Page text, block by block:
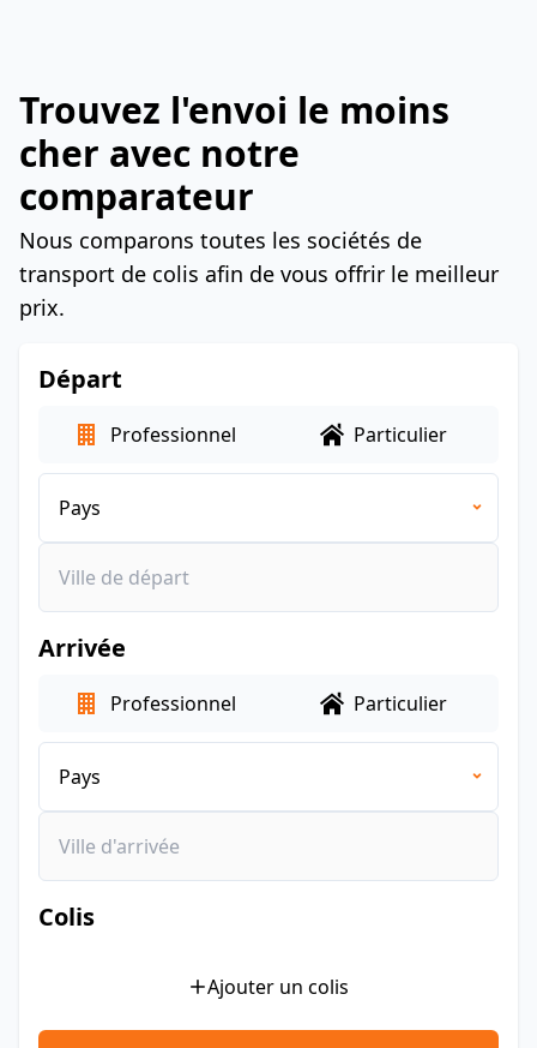
Trouvez l'envoi le moins
cher avec notre
comparateur
Nous comparons toutes les sociétés de
transport de colis afin de vous offrir le meilleur
prix.
Départ
Professionnel Particulier
Arrivée
Professionnel Particulier
Colis
Ajouter un colis